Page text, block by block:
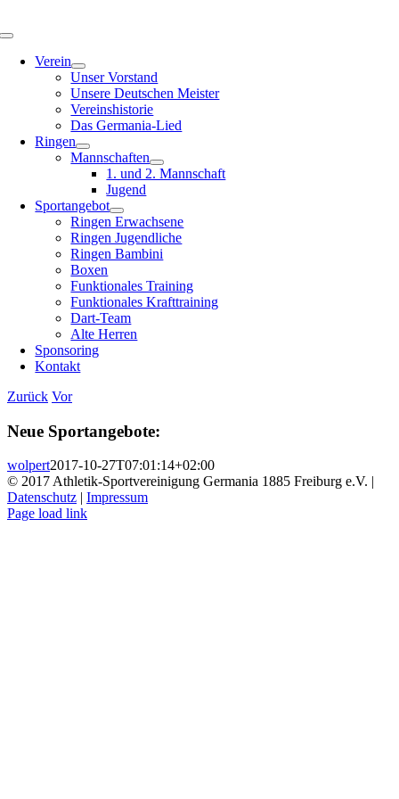
Inhalt
Toggle
NavigationVerein
Unser Vorstand
Unsere Deutschen Meister
Vereinshistorie
Das Germania-Lied
Ringen
Mannschaften
1. und 2. Mannschaft
Jugend
Sportangebot
Ringen Erwachsene
Ringen Jugendliche
Ringen Bambini
Boxen
Funktionales Training
Funktionales Krafttraining
Dart-Team
Alte Herren
Sponsoring
Kontakt
Zurück Vor
Neue Sportangebote:
wolpert2017-10-27T07:01:14+02:00
© 2017 Athletik-Sportvereinigung Germania 1885 Freiburg e.V. |
Datenschutz | Impressum
Instagram
Page load link